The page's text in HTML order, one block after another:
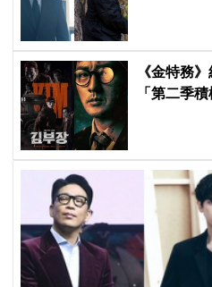
《金特務
「第二季